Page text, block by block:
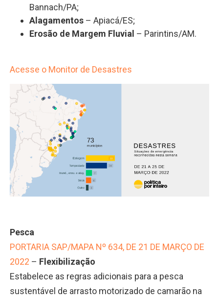
Bannach/PA;
Alagamentos – Apiacá/ES;
Erosão de Margem Fluvial – Parintins/AM.
Acesse o Monitor de Desastres
Pesca
PORTARIA SAP/MAPA Nº 634, DE 21 DE MARÇO DE
2022 – Flexibilização
Estabelece as regras adicionais para a pesca
sustentável de arrasto motorizado de camarão na